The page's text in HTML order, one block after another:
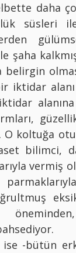
daha
süsleri
şaha
iktidar
koltuğa
bilimci,
vermiş
ise -bütün